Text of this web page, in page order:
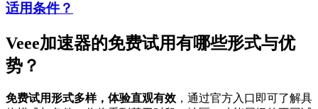
适用条件？
Veee加速器的免费试用有哪些形式与优
势？
免费试用形式多样，体验直观有效 ，通过官方入口即可了解具